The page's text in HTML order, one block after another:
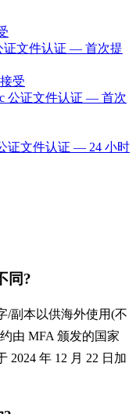
证文件认证 — 首次提
受
公证文件认证 — 首次
证文件认证 — 24 小时
同?
/副本以供海外使用(不
由 MFA 颁发的国家
2024 年 12 月 22 日加